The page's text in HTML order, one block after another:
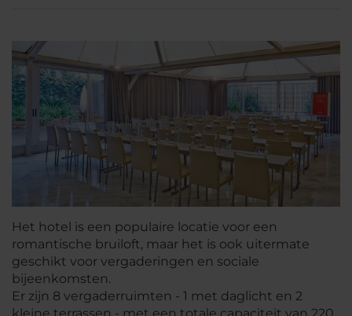
Het hotel is een populaire locatie voor een
romantische bruiloft, maar het is ook uitermate
geschikt voor vergaderingen en sociale
bijeenkomsten.
Er zijn 8 vergaderruimten - 1 met daglicht en 2